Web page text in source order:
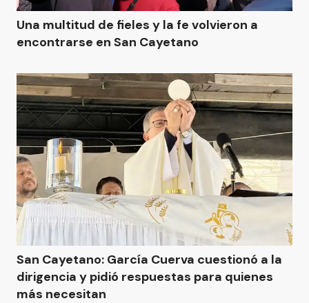
Una multitud de fieles y la fe volvieron a
encontrarse en San Cayetano
San Cayetano: García Cuerva cuestionó a la
dirigencia y pidió respuestas para quienes
más necesitan